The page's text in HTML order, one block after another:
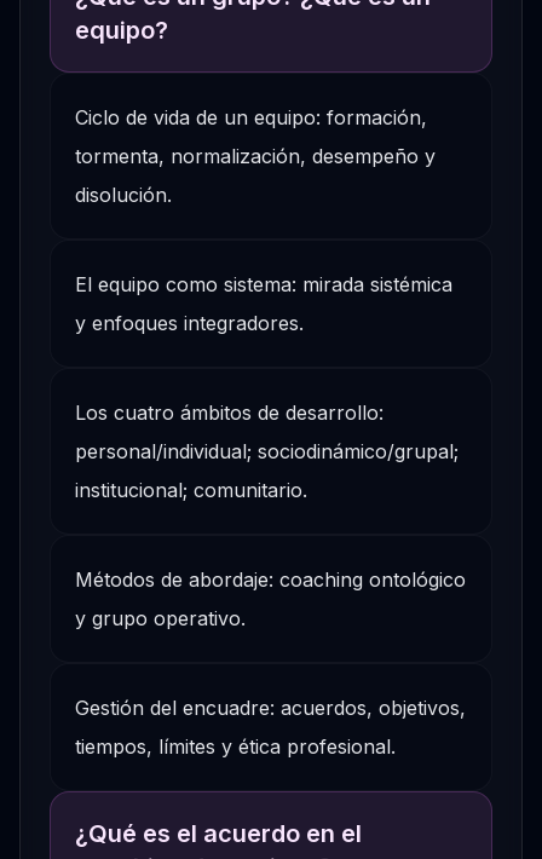
equipo?
Ciclo de vida de un equipo: formación,
tormenta, normalización, desempeño y
disolución.
El equipo como sistema: mirada sistémica
y enfoques integradores.
Los cuatro ámbitos de desarrollo:
personal/individual; sociodinámico/grupal;
institucional; comunitario.
Métodos de abordaje: coaching ontológico
y grupo operativo.
Gestión del encuadre: acuerdos, objetivos,
tiempos, límites y ética profesional.
¿Qué es el acuerdo en el